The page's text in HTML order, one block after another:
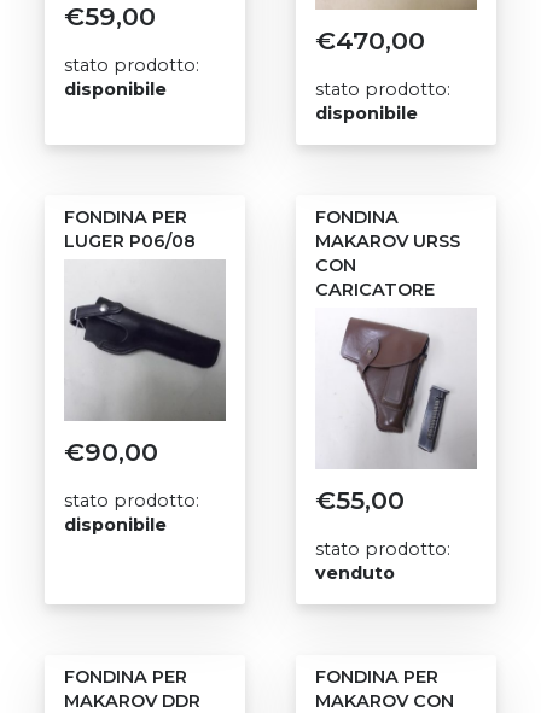
€59,00
stato prodotto:
disponibile
€470,00
stato prodotto:
disponibile
FONDINA PER
LUGER P06/08
€90,00
stato prodotto:
disponibile
FONDINA
MAKAROV URSS
CON
CARICATORE
€55,00
stato prodotto:
venduto
FONDINA PER
MAKAROV DDR
FONDINA PER
MAKAROV CON